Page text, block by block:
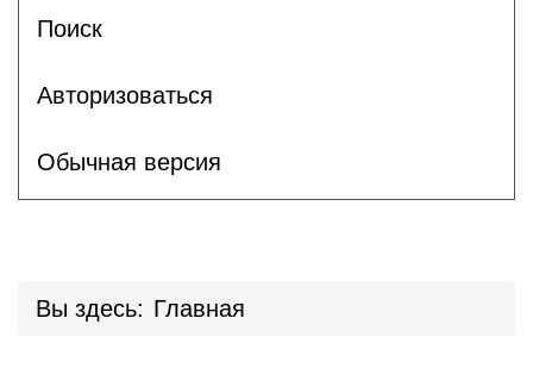
Поиск
Авторизоваться
Обычная версия
Вы здесь: Главная